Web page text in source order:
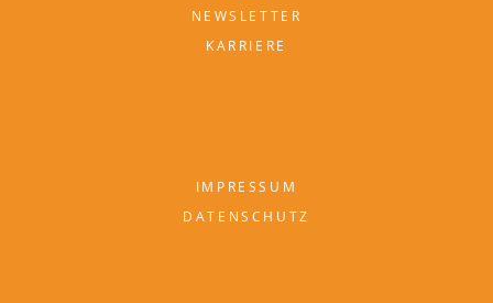
NEWSLETTER
KARRIERE
IMPRESSUM
DATENSCHUTZ